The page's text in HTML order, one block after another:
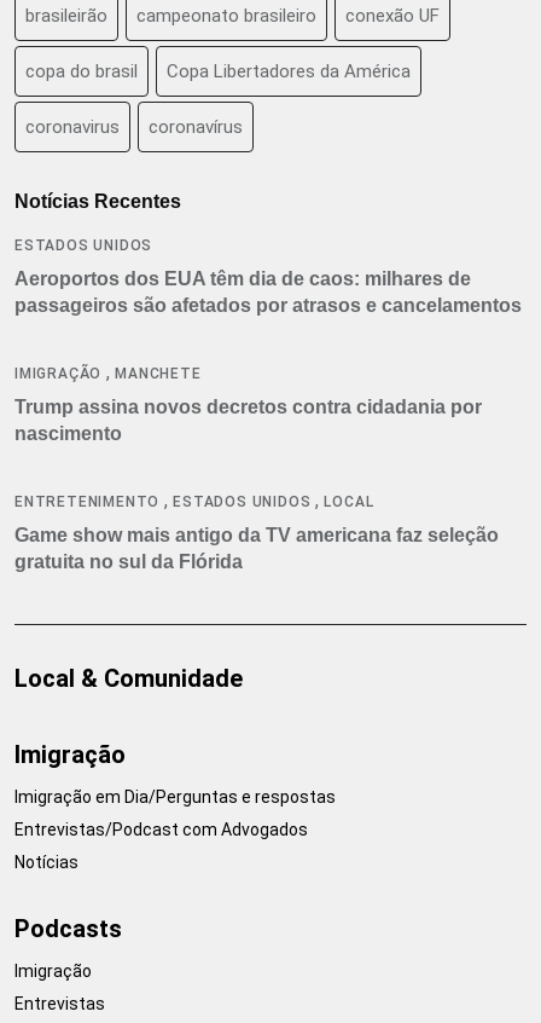
brasileirão campeonato brasileiro conexão UF
copa do brasil Copa Libertadores da América
coronavirus coronavírus
Notícias Recentes
ESTADOS UNIDOS
Aeroportos dos EUA têm dia de caos: milhares de
passageiros são afetados por atrasos e cancelamentos
IMIGRAÇÃO ,MANCHETE
Trump assina novos decretos contra cidadania por
nascimento
ENTRETENIMENTO ,ESTADOS UNIDOS ,LOCAL
Game show mais antigo da TV americana faz seleção
gratuita no sul da Flórida
Local & Comunidade
Imigração
Imigração em Dia/Perguntas e respostas
Entrevistas/Podcast com Advogados
Notícias
Podcasts
Imigração
Entrevistas